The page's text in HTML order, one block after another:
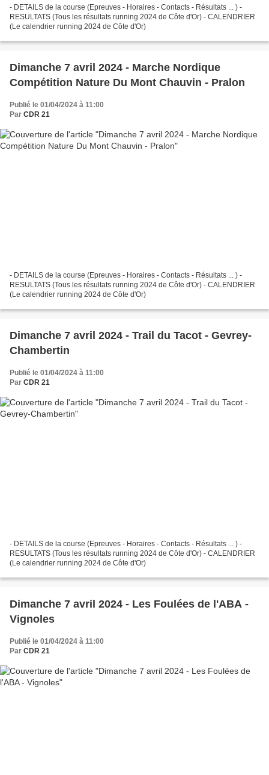
- DETAILS de la course (Epreuves - Horaires - Contacts - Résultats ... ) -
RESULTATS (Tous les résultats running 2024 de Côte d'Or) - CALENDRIER
(Le calendrier running 2024 de Côte d'Or)
Dimanche 7 avril 2024 - Marche Nordique
Compétition Nature Du Mont Chauvin - Pralon
Publié le 01/04/2024 à 11:00
Par CDR 21
- DETAILS de la course (Epreuves - Horaires - Contacts - Résultats ... ) -
RESULTATS (Tous les résultats running 2024 de Côte d'Or) - CALENDRIER
(Le calendrier running 2024 de Côte d'Or)
Dimanche 7 avril 2024 - Trail du Tacot - Gevrey-
Chambertin
Publié le 01/04/2024 à 11:00
Par CDR 21
- DETAILS de la course (Epreuves - Horaires - Contacts - Résultats ... ) -
RESULTATS (Tous les résultats running 2024 de Côte d'Or) - CALENDRIER
(Le calendrier running 2024 de Côte d'Or)
Dimanche 7 avril 2024 - Les Foulées de l'ABA -
Vignoles
Publié le 01/04/2024 à 11:00
Par CDR 21